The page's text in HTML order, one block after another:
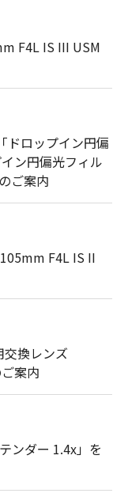
F4L IS III USM
ドロップイン円偏
ン円偏光フィル
ご案内
F4L IS II
換レンズ
案内
ンダー 1.4x」を